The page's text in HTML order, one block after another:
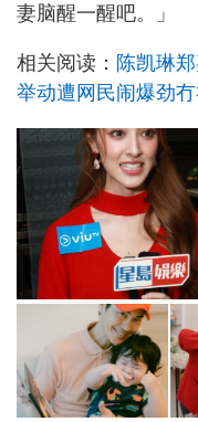
妻脑醒一醒吧。」
相关阅读： 陈凯琳
举动遭网民闹爆劲